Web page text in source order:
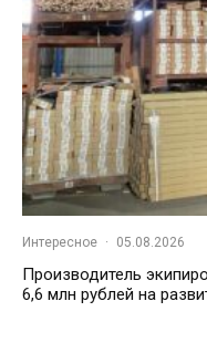
Интересное · 05.08.2026
Производитель
6,6 млн рублей на